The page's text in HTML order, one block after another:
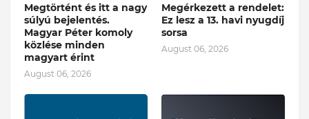
Megtörtént és itt a nagy
súlyú bejelentés.
Magyar Péter komoly
közlése minden
magyart érint
August 06, 2026
Megérkezett a rendelet:
Ez lesz a 13. havi nyugdíj
sorsa
August 06, 2026